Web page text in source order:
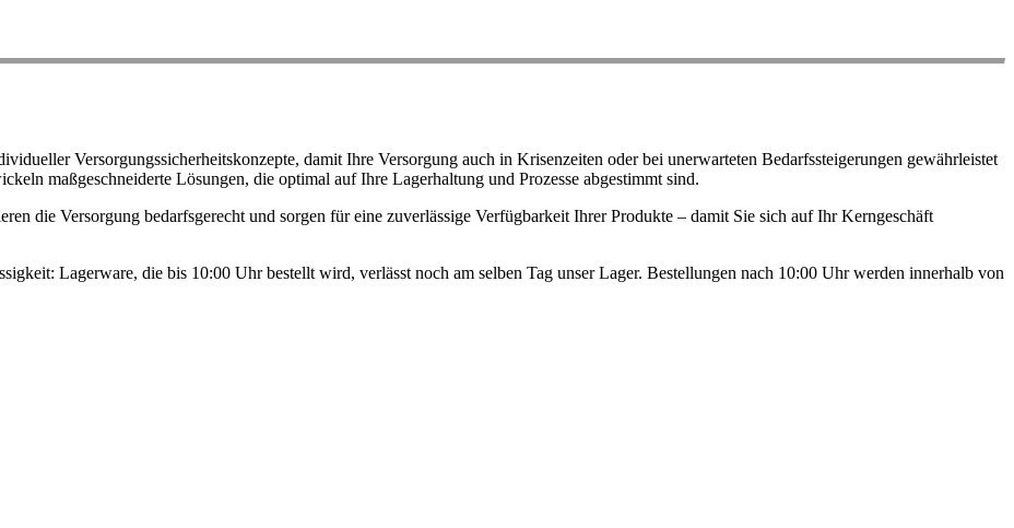
Versorgungssicherheitskonzepte, damit Ihre Versorgung auch in Krisenzeiten oder bei unerwarteten Bedarfssteigerungen gewährleistet
maßgeschneiderte Lösungen, die optimal auf Ihre Lagerhaltung und Prozesse abgestimmt sind.
die Versorgung bedarfsgerecht und sorgen für eine zuverlässige Verfügbarkeit Ihrer Produkte – damit Sie sich auf Ihr Kerngeschäft
Lagerware, die bis 10:00 Uhr bestellt wird, verlässt noch am selben Tag unser Lager. Bestellungen nach 10:00 Uhr werden innerhalb von